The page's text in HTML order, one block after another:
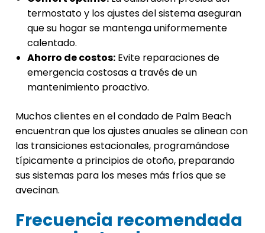
termostato y los ajustes del sistema aseguran
que su hogar se mantenga uniformemente
calentado.
Ahorro de costos: Evite reparaciones de
emergencia costosas a través de un
mantenimiento proactivo.
Muchos clientes en el condado de Palm Beach
encuentran que los ajustes anuales se alinean con
las transiciones estacionales, programándose
típicamente a principios de otoño, preparando
sus sistemas para los meses más fríos que se
avecinan.
Frecuencia recomendada